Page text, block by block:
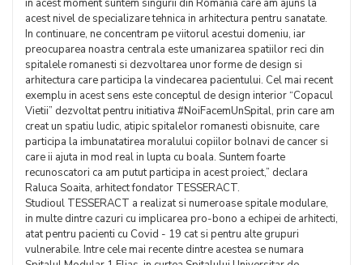
in acest moment suntem singurii din Romania care am ajuns la
acest nivel de specializare tehnica in arhitectura pentru sanatate.
In continuare, ne concentram pe viitorul acestui domeniu, iar
preocuparea noastra centrala este umanizarea spatiilor reci din
spitalele romanesti si dezvoltarea unor forme de design si
arhitectura care participa la vindecarea pacientului. Cel mai recent
exemplu in acest sens este conceptul de design interior “Copacul
Vietii” dezvoltat pentru initiativa #NoiFacemUnSpital, prin care am
creat un spatiu ludic, atipic spitalelor romanesti obisnuite, care
participa la imbunatatirea moralului copiilor bolnavi de cancer si
care ii ajuta in mod real in lupta cu boala. Suntem foarte
recunoscatori ca am putut participa in acest proiect,” declara
Raluca Soaita, arhitect fondator TESSERACT.
Studioul TESSERACT a realizat si numeroase spitale modulare,
in multe dintre cazuri cu implicarea pro-bono a echipei de arhitecti,
atat pentru pacienti cu Covid - 19 cat si pentru alte grupuri
vulnerabile. Intre cele mai recente dintre acestea se numara